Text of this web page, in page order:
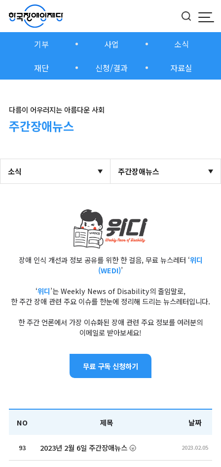
모
버튼
기부 사업
소식
재단
신청/결과 자료실
다름이 어우러지는 아름다운 사회
주간장애뉴스
소식 주간장애뉴스
장애 인식 개선과 정보 공유를 위한 한 걸음, 무료 뉴스레터 ‘위디
(WEDI)’
‘위디’는 Weekly News of Disability의 줄임말로,
한 주간 장애 관련 주요 이슈를 한눈에 정리해 드리는 뉴스레터입니다.
한 주간 언론에서 가장 이슈화된 장애 관련 주요 정보를 여러분의
이메일로 받아보세요!
무료 구독 신청하기
NO 제목 날짜
93 2023년 2월 6일 주간장애뉴스 🌝 2023.02.05